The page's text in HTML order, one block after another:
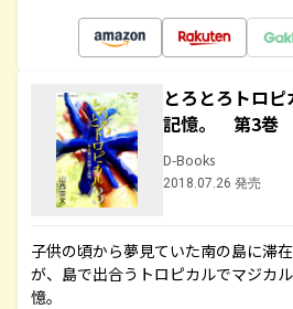
とろとろトロ
記憶。 第3巻
D-Books
2018.07.26 発売
子供の頃から夢見ていた南の島に滞
が、島で出合うトロピカルでマジカ
憶。